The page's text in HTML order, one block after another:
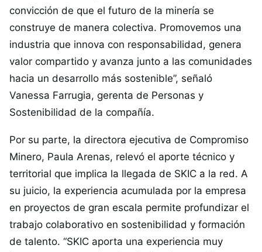
convicción de que el futuro de la minería se
construye de manera colectiva. Promovemos una
industria que innova con responsabilidad, genera
valor compartido y avanza junto a las comunidades
hacia un desarrollo más sostenible”, señaló
Vanessa Farrugia, gerenta de Personas y
Sostenibilidad de la compañía.
Por su parte, la directora ejecutiva de Compromiso
Minero, Paula Arenas, relevó el aporte técnico y
territorial que implica la llegada de SKIC a la red. A
su juicio, la experiencia acumulada por la empresa
en proyectos de gran escala permite profundizar el
trabajo colaborativo en sostenibilidad y formación
de talento. “SKIC aporta una experiencia muy